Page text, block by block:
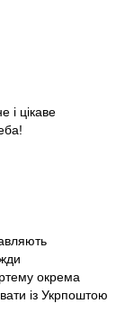
і цікаве
окрема
із Укрпоштою